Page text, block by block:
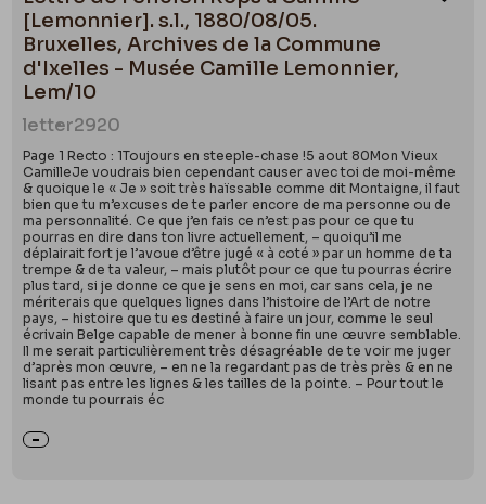
de l'université de Liège -LX-, 1934.
[Lemonnier]. s.l., 1880/08/05.
Bruxelles, Archives de la Commune
d'Ixelles - Musée Camille Lemonnier,
Lem/10
letter2920
Page 1 Recto : 1Toujours en steeple-chase !5 aout 80Mon Vieux
CamilleJe voudrais bien cependant causer avec toi de moi-même
& quoique le « Je » soit très haïssable comme dit Montaigne, il faut
bien que tu m’excuses de te parler encore de ma personne ou de
ma personnalité. Ce que j’en fais ce n’est pas pour ce que tu
pourras en dire dans ton livre actuellement, – quoiqu’il me
déplairait fort je l’avoue d’être jugé « à coté » par un homme de ta
trempe & de ta valeur, – mais plutôt pour ce que tu pourras écrire
plus tard, si je donne ce que je sens en moi, car sans cela, je ne
mériterais que quelques lignes dans l’histoire de l’Art de notre
pays, – histoire que tu es destiné à faire un jour, comme le seul
écrivain Belge capable de mener à bonne fin une œuvre semblable.
Il me serait particulièrement très désagréable de te voir me juger
d’après mon œuvre, – en ne la regardant pas de très près & en ne
lisant pas entre les lignes & les tailles de la pointe. – Pour tout le
monde tu pourrais éc